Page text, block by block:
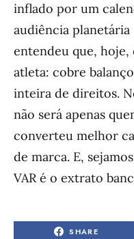
inflado por um
audiência planetária
entendeu que, hoje,
atleta: cobre
inteira de direitos.
não será apenas
converteu melhor
de marca. E,
VAR é o extrato
SHARE